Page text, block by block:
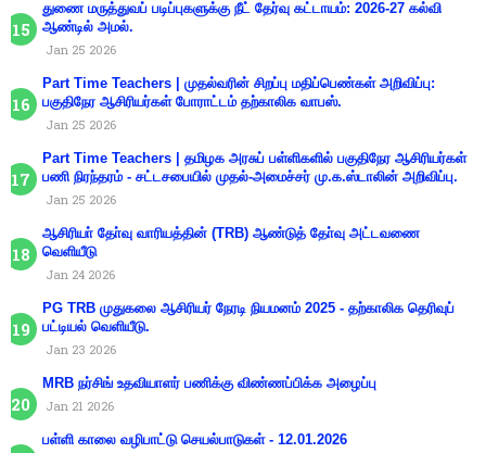
துணை மருத்துவப் படிப்புகளுக்கு நீட் தேர்வு கட்டாயம்: 2026-27 கல்வி
ஆண்டில் அமல்.
Jan 25 2026
Part Time Teachers | முதல்வரின் சிறப்பு மதிப்பெண்கள் அறிவிப்பு:
பகுதிநேர ஆசிரியர்கள் போராட்டம் தற்காலிக வாபஸ்.
Jan 25 2026
Part Time Teachers | தமிழக அரசுப் பள்ளிகளில் பகுதிநேர ஆசிரியர்கள்
பணி நிரந்தரம் - சட்டசபையில் முதல்-அமைச்சர் மு.க.ஸ்டாலின் அறிவிப்பு.
Jan 25 2026
ஆசிரியா் தோ்வு வாரியத்தின் (TRB) ஆண்டுத் தோ்வு அட்டவணை
வெளியீடு
Jan 24 2026
PG TRB முதுகலை ஆசிரியர் நேரடி நியமனம் 2025 - தற்காலிக தெரிவுப்
பட்டியல் வெளியீடு.
Jan 23 2026
MRB நர்சிங் உதவியாளர் பணிக்கு விண்ணப்பிக்க அழைப்பு
Jan 21 2026
பள்ளி காலை வழிபாட்டு செயல்பாடுகள் - 12.01.2026